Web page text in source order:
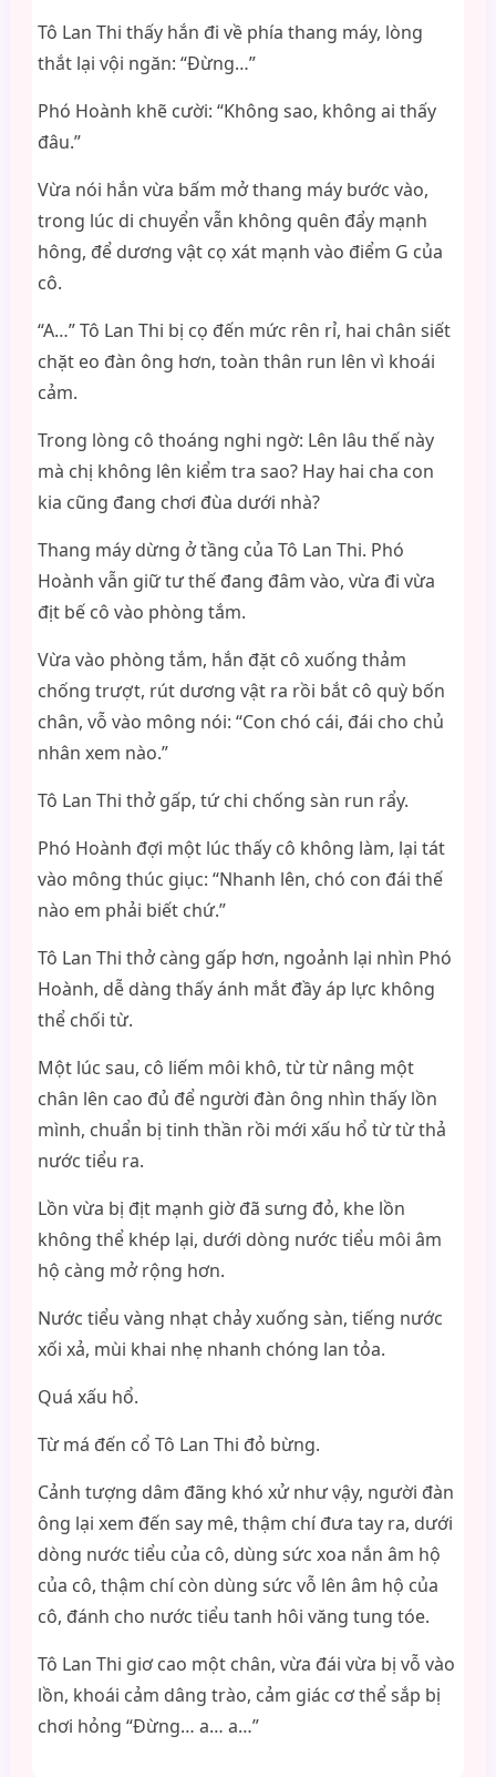
Tô Lan Thi thấy hắn đi về phía thang máy, lòng
thắt lại vội ngăn: “Đừng…”
Phó Hoành khẽ cười: “Không sao, không ai thấy
đâu.”
Vừa nói hắn vừa bấm mở thang máy bước vào,
trong lúc di chuyển vẫn không quên đẩy mạnh
hông, để dương vật cọ xát mạnh vào điểm G của
cô.
“A…” Tô Lan Thi bị cọ đến mức rên rỉ, hai chân siết
chặt eo đàn ông hơn, toàn thân run lên vì khoái
cảm.
Trong lòng cô thoáng nghi ngờ: Lên lâu thế này
mà chị không lên kiểm tra sao? Hay hai cha con
kia cũng đang chơi đùa dưới nhà?
Thang máy dừng ở tầng của Tô Lan Thi. Phó
Hoành vẫn giữ tư thế đang đâm vào, vừa đi vừa
địt bế cô vào phòng tắm.
Vừa vào phòng tắm, hắn đặt cô xuống thảm
chống trượt, rút dương vật ra rồi bắt cô quỳ bốn
chân, vỗ vào mông nói: “Con chó cái, đái cho chủ
nhân xem nào.”
Tô Lan Thi thở gấp, tứ chi chống sàn run rẩy.
Phó Hoành đợi một lúc thấy cô không làm, lại tát
vào mông thúc giục: “Nhanh lên, chó con đái thế
nào em phải biết chứ.”
Tô Lan Thi thở càng gấp hơn, ngoảnh lại nhìn Phó
Hoành, dễ dàng thấy ánh mắt đầy áp lực không
thể chối từ.
Một lúc sau, cô liếm môi khô, từ từ nâng một
chân lên cao đủ để người đàn ông nhìn thấy lồn
mình, chuẩn bị tinh thần rồi mới xấu hổ từ từ thả
nước tiểu ra.
Lồn vừa bị địt mạnh giờ đã sưng đỏ, khe lồn
không thể khép lại, dưới dòng nước tiểu môi âm
hộ càng mở rộng hơn.
Nước tiểu vàng nhạt chảy xuống sàn, tiếng nước
xối xả, mùi khai nhẹ nhanh chóng lan tỏa.
Quá xấu hổ.
Từ má đến cổ Tô Lan Thi đỏ bừng.
Cảnh tượng dâm đãng khó xử như vậy, người đàn
ông lại xem đến say mê, thậm chí đưa tay ra, dưới
dòng nước tiểu của cô, dùng sức xoa nắn âm hộ
của cô, thậm chí còn dùng sức vỗ lên âm hộ của
cô, đánh cho nước tiểu tanh hôi văng tung tóe.
Tô Lan Thi giơ cao một chân, vừa đái vừa bị vỗ vào
lồn, khoái cảm dâng trào, cảm giác cơ thể sắp bị
chơi hỏng “Đừng… a… a…”